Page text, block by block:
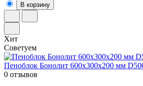
В корзину
Хит
Советуем
Пеноблок Бонолит 600х300х200 мм
0 отзывов